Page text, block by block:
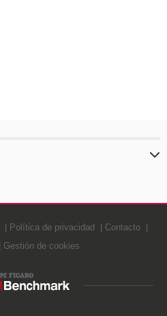
Política de privacidad
Contacto
Gestión de cookies